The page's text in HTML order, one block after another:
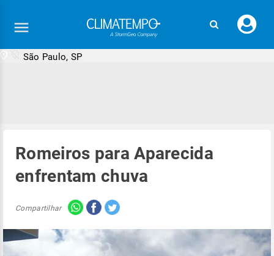
seu
São Paulo, SP
Romeiros para Aparecida
enfrentam chuva
Compartilhar